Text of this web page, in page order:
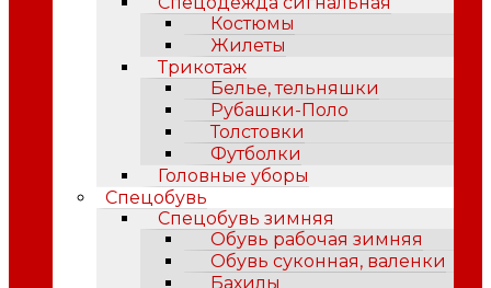
Костюмы
Жилеты
Трикотаж
Белье, тельняшки
Рубашки-Поло
Толстовки
Футболки
Головные уборы
Спецобувь
Спецобувь зимняя
Обувь рабочая зимняя
Обувь суконная, валенки
Бахилы